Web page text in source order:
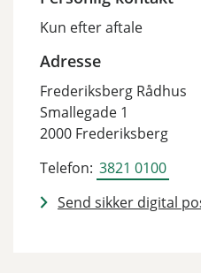
Kun efter aftale
Adresse
Frederiksberg Rådhus
Smallegade 1
2000 Frederiksberg
Telefon: 3821 0100
Send sikker digital